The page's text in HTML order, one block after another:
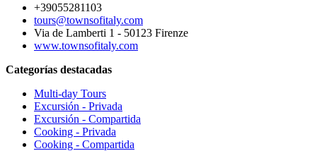
+39055281103
tours@townsofitaly.com
Via de Lamberti 1 - 50123 Firenze
www.townsofitaly.com
Categorías destacadas
Multi-day Tours
Excursión - Privada
Excursión - Compartida
Cooking - Privada
Cooking - Compartida